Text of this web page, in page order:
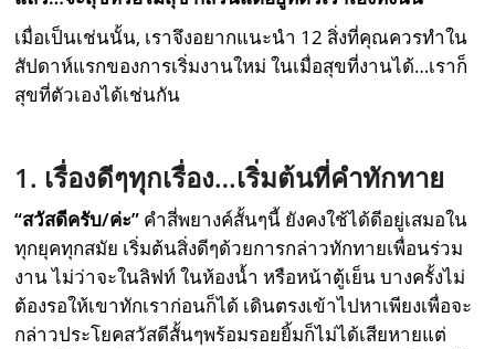
เมื่อเป็นเช่นนั้น, เราจึงอยากแนะนำ 12 สิ่งที่คุณควรทำใน
สัปดาห์แรกของการเริ่มงานใหม่ ในเมื่อสุขที่งานได้…เราก็
สุขที่ตัวเองได้เช่นกัน
1. เรื่องดีๆทุกเรื่อง…เริ่มต้นที่คำทักทาย
“สวัสดีครับ/ค่ะ” คำสี่พยางค์สั้นๆนี้ ยังคงใช้ได้ดีอยู่เสมอใน
ทุกยุคทุกสมัย เริ่มต้นสิ่งดีๆด้วยการกล่าวทักทายเพื่อนร่วม
งาน ไม่ว่าจะในลิฟท์ ในห้องน้ำ หรือหน้าตู้เย็น บางครั้งไม่
ต้องรอให้เขาทักเราก่อนก็ได้ เดินตรงเข้าไปหาเพียงเพื่อจะ
กล่าวประโยคสวัสดีสั้นๆพร้อมรอยยิ้มก็ไม่ได้เสียหายแต่